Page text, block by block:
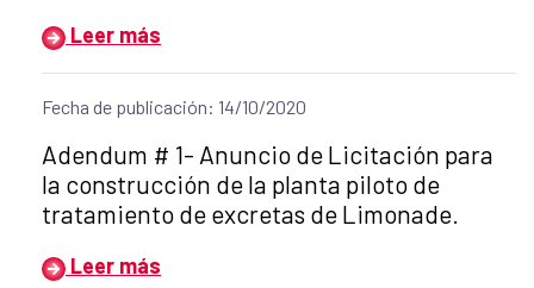
Leer más
Fecha de publicación: 14/10/2020
Título del anuncio:
Adendum # 1- Anuncio de Licitación para
la construcción de la planta piloto de
tratamiento de excretas de Limonade.
Leer más